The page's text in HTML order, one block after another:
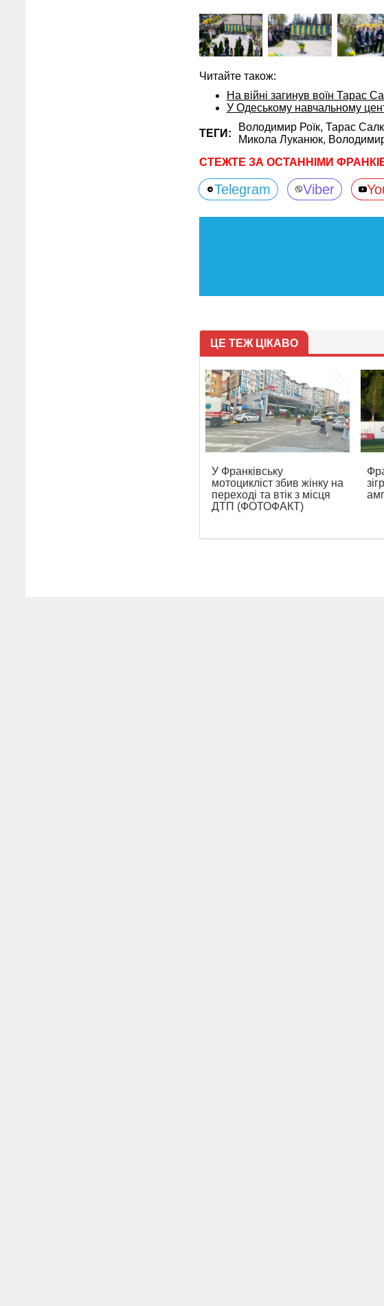
Читайте також:
На війні загинув воїн Тарас
У Одеському навчальному
ТЕГИ:
Володимир Роїк, Тарас
Микола Луканюк,
СТЕЖТЕ ЗА ОСТАННІМИ
Telegram Viber
ЦЕ ТЕЖ ЦІКАВО
У Франківську
мотоцикліст збив жінку на
переході та втік з місця
ДТП (ФОТОФАКТ)